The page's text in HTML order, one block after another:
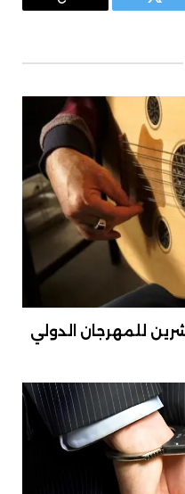
تويتر
Copy
للمهرجان الدولي